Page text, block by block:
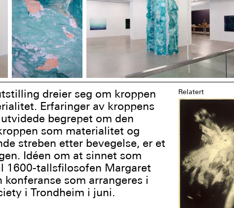
dreier seg om kroppen
Erfaringer av kroppens
begrepet om den
som materialitet og
streben etter bevegelse, er et
Idéen om at sinnet som
1600-tallsfilosofen Margaret
som arrangeres i
i Trondheim i juni.
Relatert